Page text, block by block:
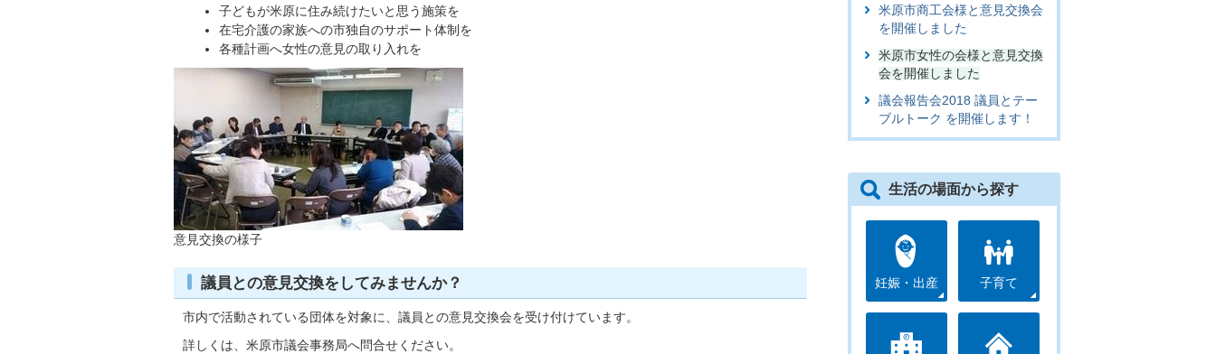
子どもが米原に住み続けたいと思う施策を
在宅介護の家族への市独自のサポート体制を
各種計画へ女性の意見の取り入れを
意見交換の様子
議員との意見交換をしてみませんか？
市内で活動されている団体を対象に、議員との意見交換会を受け付けています。
詳しくは、米原市議会事務局へ問合せください。
米原市商工会様と意見交換会
を開催しました
米原市女性の会様と意見交換
会を開催しました
議会報告会2018 議員とテー
ブルトーク を開催します！
生活の場面から探す
妊娠・出産 子育て